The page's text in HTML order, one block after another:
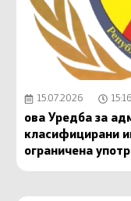
15.07.2026 15:16
ова Уредба за
класифицирани
ограничена